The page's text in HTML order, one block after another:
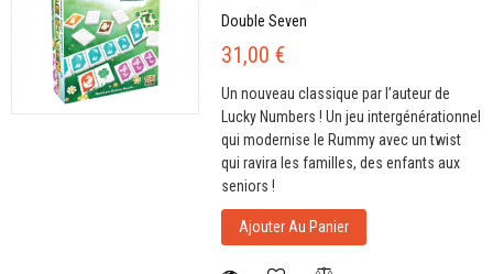
Double Seven
31,00 €
Un nouveau classique par l’auteur de
Lucky Numbers ! Un jeu intergénérationnel
qui modernise le Rummy avec un twist
qui ravira les familles, des enfants aux
seniors !
Ajouter Au Panier